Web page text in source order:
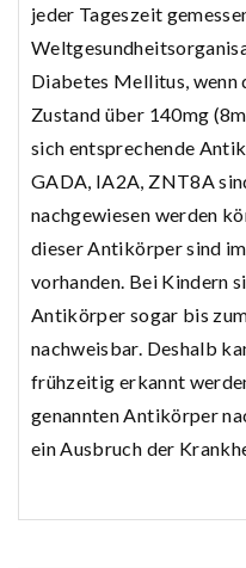
jeder Tageszeit
Diabetes Mellitus, wenn
Zustand über 140mg
sich entsprechende
GADA, IA2A, ZNT8A
nachgewiesen werden
dieser Antikörper sind
vorhanden. Bei Kindern
Antikörper sogar bis
nachweisbar. Deshalb
frühzeitig erkannt
genannten Antikörper
ein Ausbruch der